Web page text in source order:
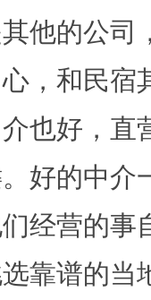
他的公司
，和民宿
也好，直
好的中介
经营的事
靠谱的当